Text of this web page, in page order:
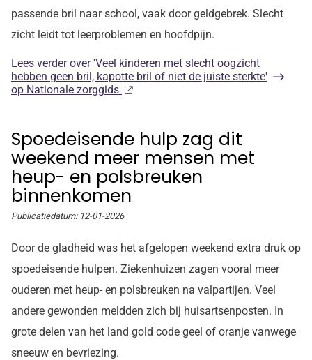
passende bril naar school, vaak door geldgebrek. Slecht
zicht leidt tot leerproblemen en hoofdpijn.
Lees verderover 'Veel kinderen met slecht oogzicht
hebben geen bril, kapotte bril of niet de juiste sterkte'
op Nationale zorggids
Spoedeisende hulp zag dit
weekend meer mensen met
heup- en polsbreuken
binnenkomen
Publicatiedatum: 12-01-2026
Door de gladheid was het afgelopen weekend extra druk op
spoedeisende hulpen. Ziekenhuizen zagen vooral meer
ouderen met heup- en polsbreuken na valpartijen. Veel
andere gewonden meldden zich bij huisartsenposten. In
grote delen van het land gold code geel of oranje vanwege
sneeuw en bevriezing.